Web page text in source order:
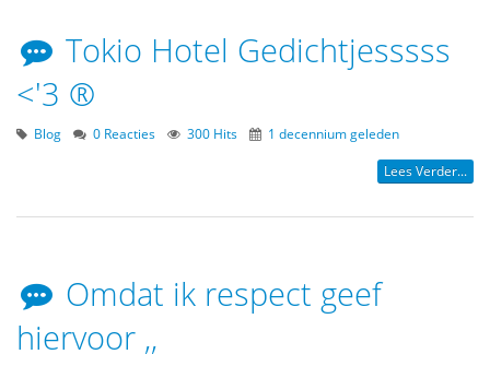
Tokio Hotel Gedichtjesssss
<'3 ®
Blog 0 Reacties 300 Hits 1 decennium geleden
Lees Verder...
Omdat ik respect geef
hiervoor ,,